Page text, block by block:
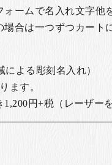
ームで名入れ文字他
場合は一つずつカー
よる彫刻名入れ）
ます。
円+税 （レーザー